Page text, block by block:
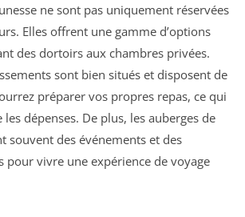
ne sont pas uniquement réservées
Elles offrent une gamme d’options
des dortoirs aux chambres privées.
sont bien situés et disposent de
préparer vos propres repas, ce qui
dépenses. De plus, les auberges de
souvent des événements et des
pour vivre une expérience de voyage